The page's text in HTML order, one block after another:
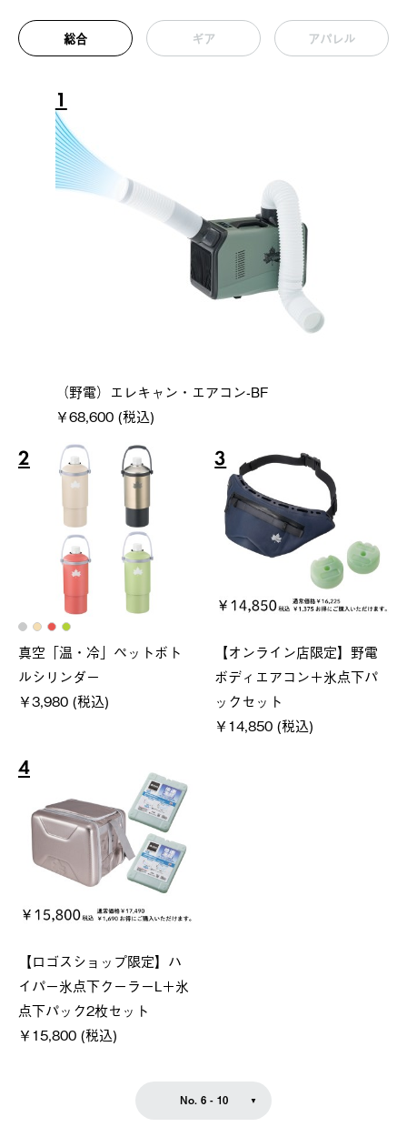
総合 ギア アパレル
1
（野電）エレキャン・エアコン-BF
￥68,600 (税込)
2
真空「温・冷」ペットボト
ルシリンダー
￥3,980 (税込)
3
【オンライン店限定】野電
ボディエアコン＋氷点下パ
ックセット
￥14,850 (税込)
4
【ロゴスショップ限定】ハ
イパー氷点下クーラーL＋氷
点下パック2枚セット
￥15,800 (税込)
No. 6 - 10